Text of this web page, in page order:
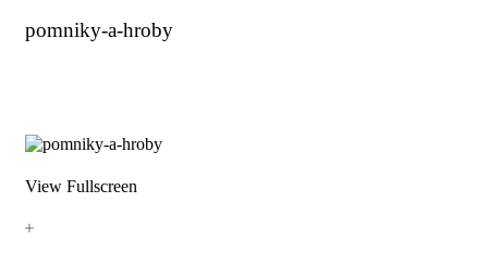
pomniky-a-hroby
View Fullscreen